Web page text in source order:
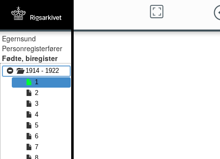
Egernsund
Personregisterfører
Fødte, biregister
1914 - 1922
1
2
3
4
5
6
7